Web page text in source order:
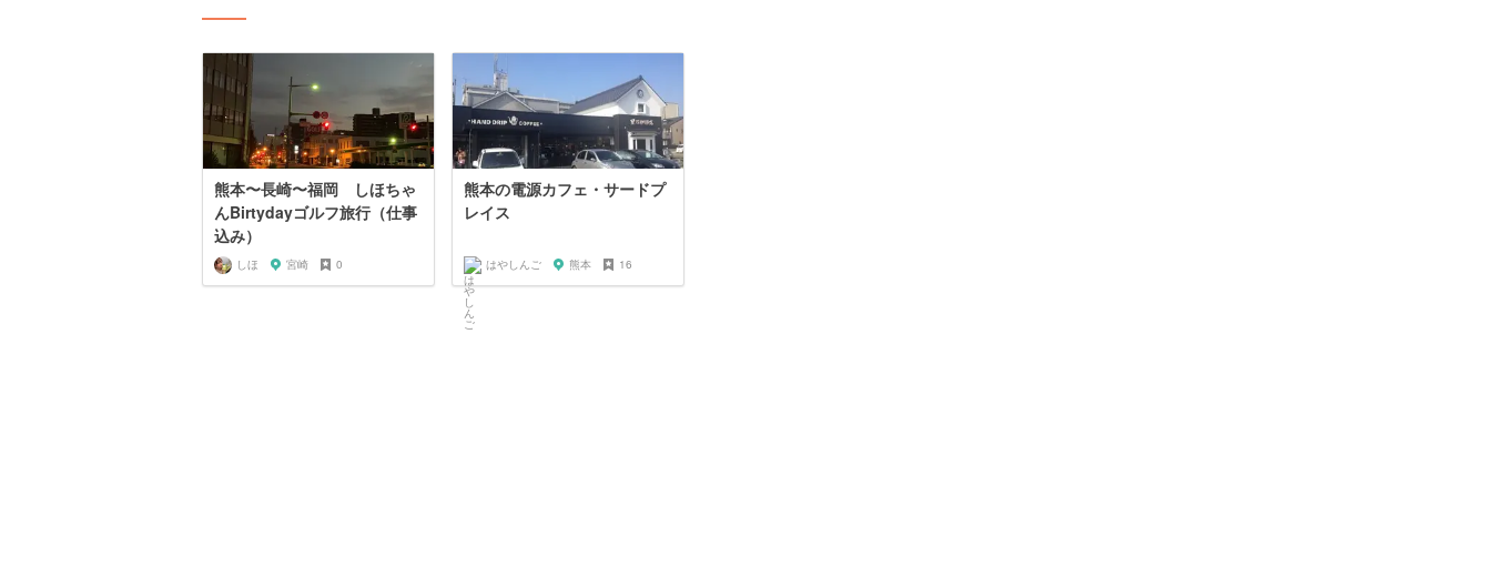
熊本〜長崎〜福岡 しほちゃ
んBirtydayゴルフ旅行（仕事
込み）
しほ 宮崎 0
熊本の電源カフェ・サードプ
レイス
はやしんご 熊本 16